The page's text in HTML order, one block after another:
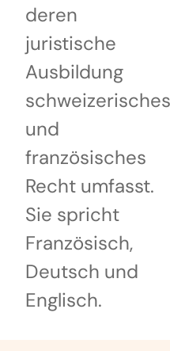
deren
juristische
Ausbildung
schweizerisches
und
französisches
Recht umfasst.
Sie spricht
Französisch,
Deutsch und
Englisch.